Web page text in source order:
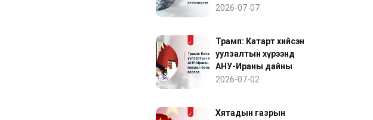
нефтийн зах зээлийн
2026-07-07
Трамп: Катарт хийсэн
уулзалтын хүрээнд
АНУ-Ираны дайны
нөхцөл байдалд ахиц
2026-07-02
Хятадын газрын